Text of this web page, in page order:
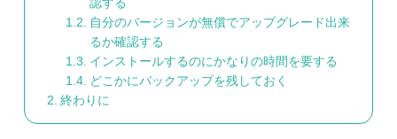
自分のバージョンが無償でアップグレード出来
るか確認する
インストールするのにかなりの時間を要する
どこかにバックアップを残しておく
終わりに